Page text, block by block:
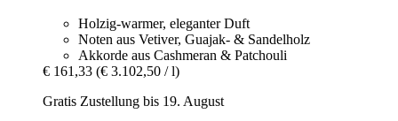
Holzig-warmer, eleganter Duft
Noten aus Vetiver, Guajak- & Sandelholz
Akkorde aus Cashmeran & Patchouli
€ 161,33 (€ 3.102,50 / l)
Gratis Zustellung bis 19. August